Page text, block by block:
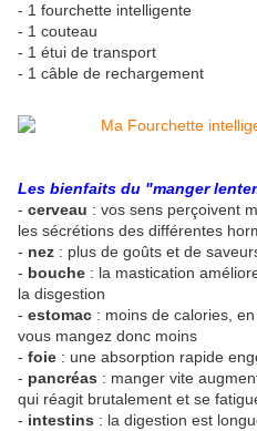
- 1 fourchette intelligente
- 1 couteau
- 1 étui de transport
- 1 câble de rechargement
Les bienfaits du "manger
- cerveau : vos sens perçoivent
les sécrétions des différentes
- nez : plus de goûts et de
- bouche : la mastication
la disgestion
- estomac : moins de calories,
vous mangez donc moins
- foie : une absorption rapide
- pancréas : manger vite
qui réagit brutalement et se
- intestins : la digestion est